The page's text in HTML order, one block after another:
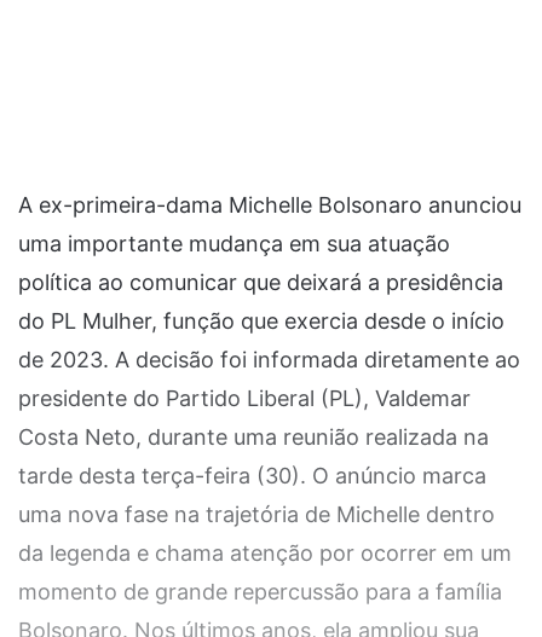
A ex-primeira-dama Michelle Bolsonaro anunciou
uma importante mudança em sua atuação
política ao comunicar que deixará a presidência
do PL Mulher, função que exercia desde o início
de 2023. A decisão foi informada diretamente ao
presidente do Partido Liberal (PL), Valdemar
Costa Neto, durante uma reunião realizada na
tarde desta terça-feira (30). O anúncio marca
uma nova fase na trajetória de Michelle dentro
da legenda e chama atenção por ocorrer em um
momento de grande repercussão para a família
Bolsonaro. Nos últimos anos, ela ampliou sua